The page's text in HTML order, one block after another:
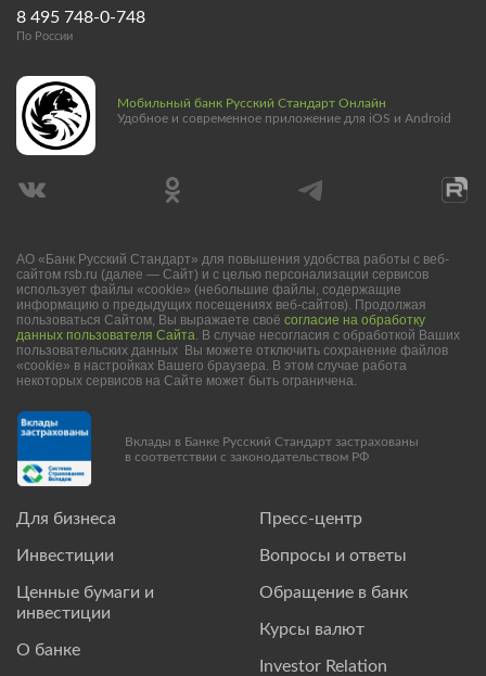
8 495 748-0-748
По России
Для бизнеса
Инвестиции
Ценные бумаги и
инвестиции
О банке
Пресс-центр
Вопросы и ответы
Обращение в банк
Курсы валют
Investor Relation
Мобильный банк Русский Стандарт Онлайн
Удобное и современное приложение для iOS и Android
АО «Банк Русский Стандарт» для повышения удобства работы с веб-
сайтом rsb.ru (далее — Сайт) и с целью персонализации сервисов
использует файлы «cookie» (небольшие файлы, содержащие
информацию о предыдущих посещениях веб-сайтов). Продолжая
пользоваться Сайтом, Вы выражаете своё согласие на обработку
данных пользователя Сайта. В случае несогласия с обработкой Ваших
пользовательских данных Вы можете отключить сохранение файлов
«cookie» в настройках Вашего браузера. В этом случае работа
некоторых сервисов на Сайте может быть ограничена.
Вклады в Банке Русский Стандарт застрахованы
в соответствии с законодательством РФ